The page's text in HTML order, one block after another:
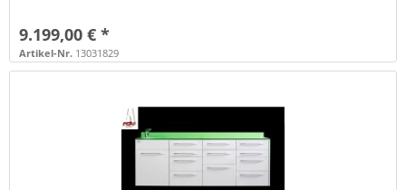
9.199,00 € *
Artikel-Nr. 13031829